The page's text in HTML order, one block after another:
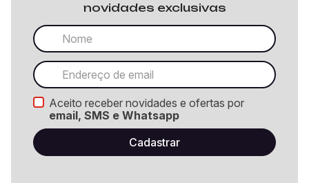
novidades exclusivas
Aceito receber novidades e ofertas por
email, SMS e Whatsapp